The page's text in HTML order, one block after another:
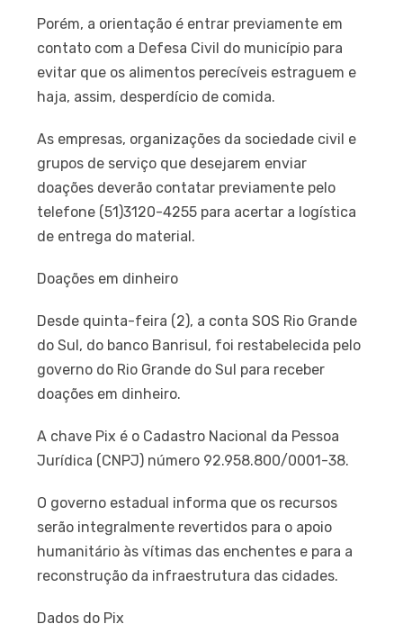
Porém, a orientação é entrar previamente em
contato com a Defesa Civil do município para
evitar que os alimentos perecíveis estraguem e
haja, assim, desperdício de comida.
As empresas, organizações da sociedade civil e
grupos de serviço que desejarem enviar
doações deverão contatar previamente pelo
telefone (51)3120-4255 para acertar a logística
de entrega do material.
Doações em dinheiro
Desde quinta-feira (2), a conta SOS Rio Grande
do Sul, do banco Banrisul, foi restabelecida pelo
governo do Rio Grande do Sul para receber
doações em dinheiro.
A chave Pix é o Cadastro Nacional da Pessoa
Jurídica (CNPJ) número 92.958.800/0001-38.
O governo estadual informa que os recursos
serão integralmente revertidos para o apoio
humanitário às vítimas das enchentes e para a
reconstrução da infraestrutura das cidades.
Dados do Pix